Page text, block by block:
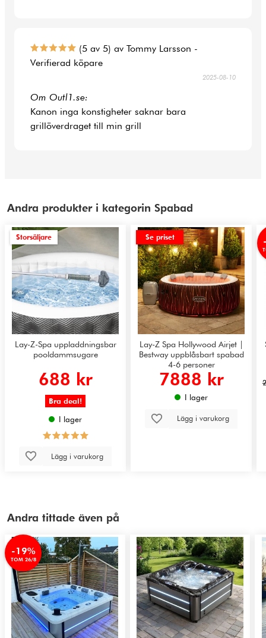
(5 av 5) av Tommy Larsson -
Verifierad köpare
2025-08-10
Om Outl1.se:
Kanon inga konstigheter saknar bara
grillöverdraget till min grill
Andra produkter i kategorin Spabad
Storsäljare
Lay-Z-Spa uppladdningsbar
pooldammsugare
688 kr
Bra deal!
I lager
Lägg i varukorg
Se priset
Lay-Z Spa Hollywood Airjet |
Bestway uppblåsbart spabad
4-6 personer
7888 kr
I lager
Lägg i varukorg
Andra tittade även på
-19%
TOM 26/8